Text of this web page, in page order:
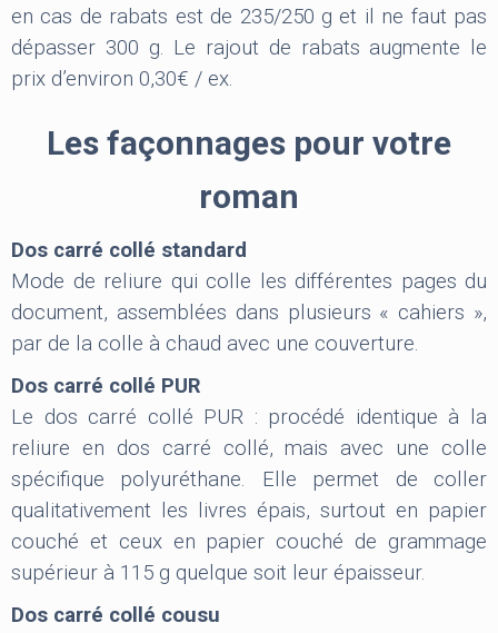
en cas de rabats est de 235/250 g et il ne faut pas
dépasser 300 g. Le rajout de rabats augmente le
prix d’environ 0,30€ / ex.
Les façonnages pour votre
roman
Dos carré collé standard
Mode de reliure qui colle les différentes pages du
document, assemblées dans plusieurs « cahiers »,
par de la colle à chaud avec une couverture.
Dos carré collé PUR
Le dos carré collé PUR : procédé identique à la
reliure en dos carré collé, mais avec une colle
spécifique polyuréthane. Elle permet de coller
qualitativement les livres épais, surtout en papier
couché et ceux en papier couché de grammage
supérieur à 115 g quelque soit leur épaisseur.
Dos carré collé cousu